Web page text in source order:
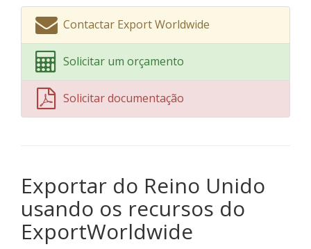
Contactar Export Worldwide
Solicitar um orçamento
Solicitar documentação
Exportar do Reino Unido
usando os recursos do
ExportWorldwide